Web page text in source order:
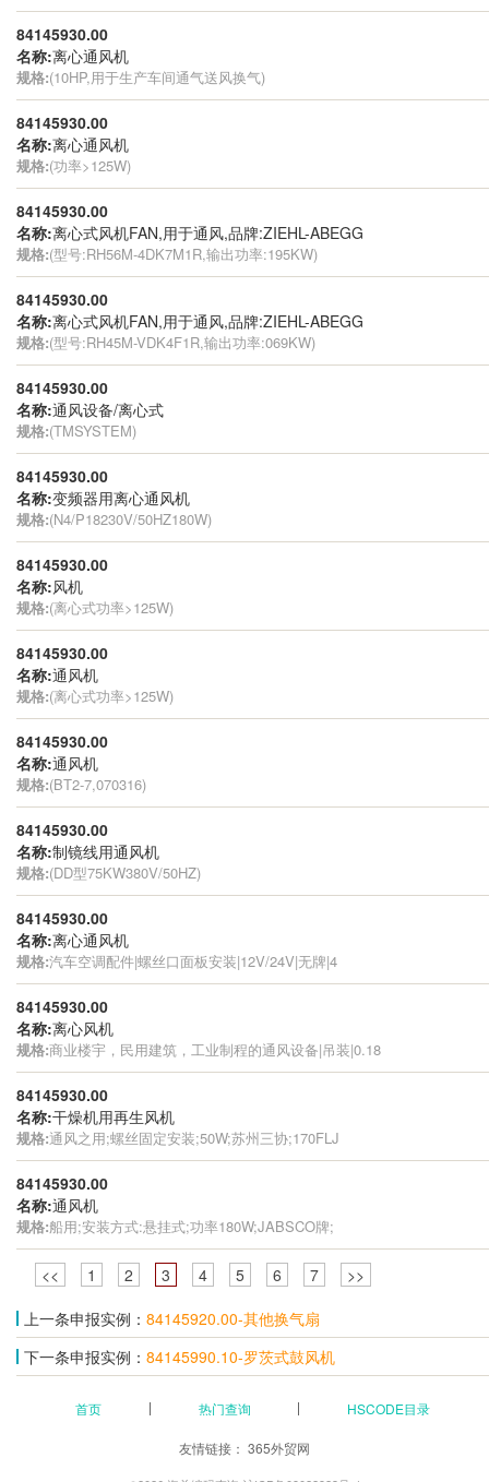
84145930.00
名称:离心通风机
规格:(10HP,用于生产车间通气送风换气)
84145930.00
名称:离心通风机
规格:(功率>125W)
84145930.00
名称:离心式风机FAN,用于通风,品牌:ZIEHL-ABEGG
规格:(型号:RH56M-4DK7M1R,输出功率:195KW)
84145930.00
名称:离心式风机FAN,用于通风,品牌:ZIEHL-ABEGG
规格:(型号:RH45M-VDK4F1R,输出功率:069KW)
84145930.00
名称:通风设备/离心式
规格:(TMSYSTEM)
84145930.00
名称:变频器用离心通风机
规格:(N4/P18230V/50HZ180W)
84145930.00
名称:风机
规格:(离心式功率>125W)
84145930.00
名称:通风机
规格:(离心式功率>125W)
84145930.00
名称:通风机
规格:(BT2-7,070316)
84145930.00
名称:制镜线用通风机
规格:(DD型75KW380V/50HZ)
84145930.00
名称:离心通风机
规格:汽车空调配件|螺丝口面板安装|12V/24V|无牌|4
84145930.00
名称:离心风机
规格:商业楼宇，民用建筑，工业制程的通风设备|吊装|0.18
84145930.00
名称:干燥机用再生风机
规格:通风之用;螺丝固定安装;50W;苏州三协;170FLJ
84145930.00
名称:通风机
规格:船用;安装方式:悬挂式;功率180W;JABSCO牌;
<< 1 2 3 4 5 6 7
>>
上一条申报实例： 84145920.00-其他换气扇
下一条申报实例： 84145990.10-罗茨式鼓风机
首页 热门查询 HSCODE目录
友情链接： 365外贸网